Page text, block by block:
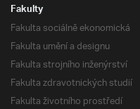
Fakulty
Fakulta sociálně ekonomická
Fakulta umění a designu
Fakulta strojního inženýrství
Fakulta zdravotnických studií
Fakulta životního prostředí